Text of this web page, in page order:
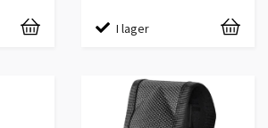
I lager